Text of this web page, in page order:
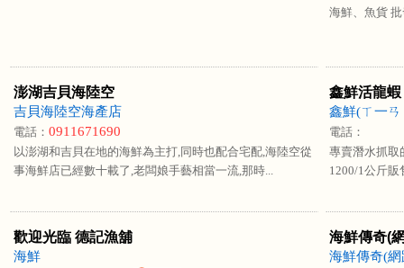
海鮮、魚貨 批
澎湖吉貝海陸空
吉貝海陸空海產店
電話： 0911671690
以澎湖和吉貝在地的海鮮為主打,同時也配合宅配,海陸空從
事海鮮店已經數十載了,老闆娘手藝相當一流,那時...
鑫鮮活龍蝦
鑫鮮(ㄒ一
電話：
專賣潛水抓
1200/1公斤販
歡迎光臨 德記漁舖
海鮮
海鮮傳奇(
海鮮傳奇(